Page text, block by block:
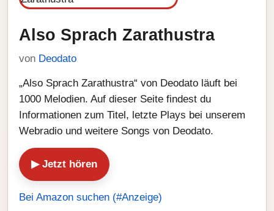
Also Sprach Zarathustra
von Deodato
„Also Sprach Zarathustra“ von Deodato läuft bei
1000 Melodien. Auf dieser Seite findest du
Informationen zum Titel, letzte Plays bei unserem
Webradio und weitere Songs von Deodato.
▶ Jetzt hören
Bei Amazon suchen (#Anzeige)